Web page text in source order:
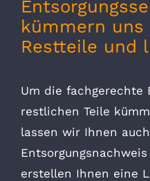
kümmern uns
Restteile und
Um die fachgerechte
restlichen Teile
lassen wir Ihnen
erstellen Ihnen eine